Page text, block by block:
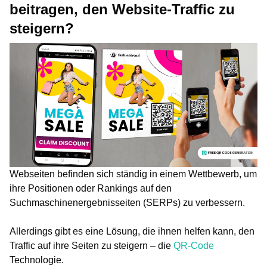
beitragen, den Website-Traffic zu
steigern?
Webseiten befinden sich ständig in einem Wettbewerb, um
ihre Positionen oder Rankings auf den
Suchmaschinenergebnisseiten (SERPs) zu verbessern.
Allerdings gibt es eine Lösung, die ihnen helfen kann, den
Traffic auf ihre Seiten zu steigern – die QR-Code
Technologie.